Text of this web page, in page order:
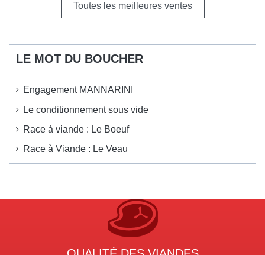
Toutes les meilleures ventes
LE MOT DU BOUCHER
Engagement MANNARINI
Le conditionnement sous vide
Race à viande : Le Boeuf
Race à Viande : Le Veau